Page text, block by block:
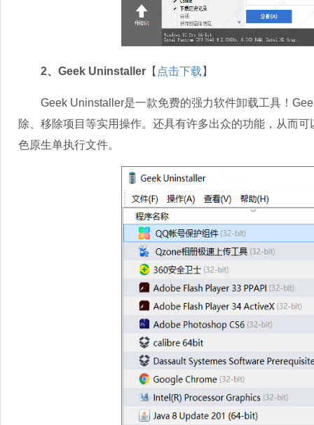
2、Geek Uninstaller 【 点击下载 】
Geek Uninstaller是一款免费的强力软件卸载工具！
除、移除项目等实用操作。还具有许多出众的功能，从而
色原生单执行文件。